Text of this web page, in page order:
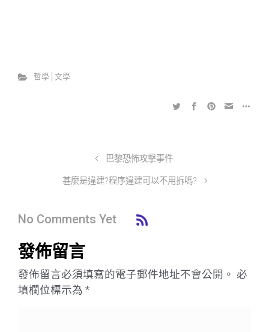
哲學│文學
巴黎恐怖攻擊事件
甚麼是違建?程序違建可以不用拆嗎?
No Comments Yet
發佈留言
發佈留言必須填寫的電子郵件地址不會公開。 必
填欄位標示為 *